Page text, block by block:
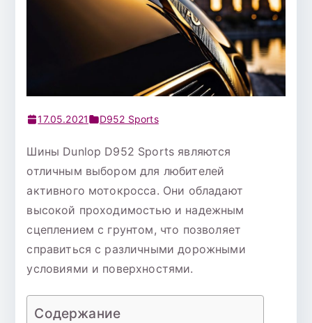
17.05.2021 D952 Sports
Шины Dunlop D952 Sports являются
отличным выбором для любителей
активного мотокросса. Они обладают
высокой проходимостью и надежным
сцеплением с грунтом, что позволяет
справиться с различными дорожными
условиями и поверхностями.
Содержание